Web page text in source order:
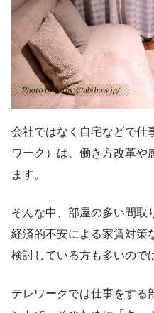
会社ではなく自宅などで仕
ワーク）は、働き方改革や
ます。
そんな中、部屋の多い間取
経済的不安による家賃対策
検討している方も多いので
テレワークでは仕事をする